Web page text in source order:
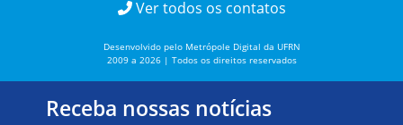
Ver todos os contatos
Desenvolvido pelo Metrópole Digital da UFRN
2009 a 2026 | Todos os direitos reservados
Receba nossas notícias